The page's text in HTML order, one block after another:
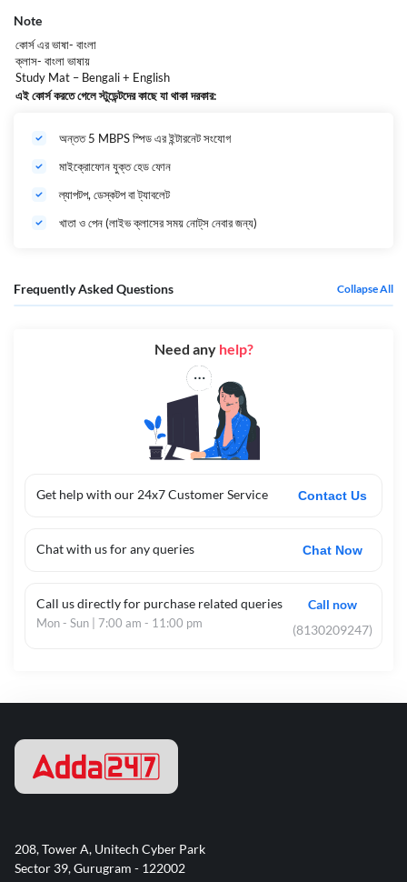
Short Notes + Quick Revision Strategy ক্লাসেই শিখে যাবে
Note
কোর্স এর ভাষা- বাংলা
ক্লাস- বাংলা ভাষায়
Study Mat – Bengali + English
এই কোর্স করতে গেলে স্টুডেন্টদের কাছে যা থাকা দরকার:
অন্তত 5 MBPS স্পিড এর ইন্টারনেট সংযোগ
মাইক্রোফোন যুক্ত হেড ফোন
ল্যাপটপ, ডেস্কটপ বা ট্যাবলেট
খাতা ও পেন (লাইভ ক্লাসের সময় নোট্‌স নেবার জন্য)
Frequently Asked Questions Collapse All
Get help with our 24x7 Customer Service Contact Us
Chat with us for any queries Chat Now
Call us directly for purchase related queries
Mon - Sun | 7:00 am - 11:00 pm
Call now
(8130209247)
Need any help?
208, Tower A, Unitech Cyber Park
Sector 39, Gurugram - 122002